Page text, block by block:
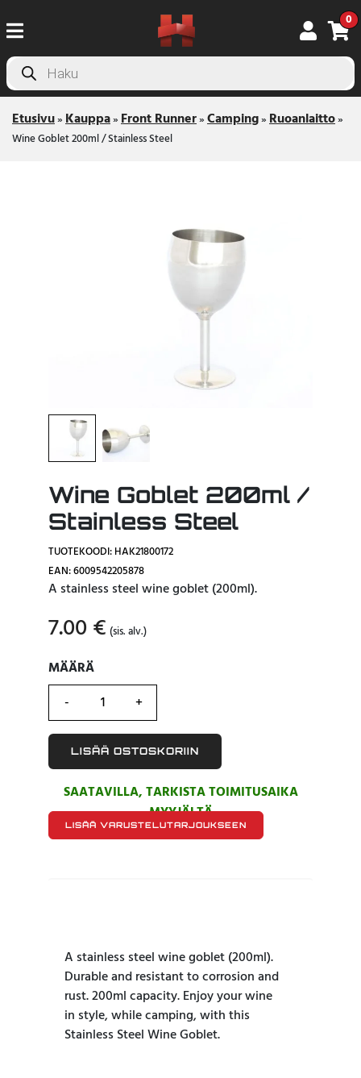
0
Products
search
Etusivu»Kauppa»Front Runner»Camping»Ruoanlaitto»
Wine Goblet 200ml / Stainless Steel
Wine Goblet 200ml /
Stainless Steel
TUOTEKOODI: HAK21800172
EAN: 6009542205878
A stainless steel wine goblet (200ml).
7.00 € (sis. alv.)
MÄÄRÄ
MÄÄRÄ
LISÄÄ OSTOSKORIIN
SAATAVILLA, TARKISTA TOIMITUSAIKA
MYYJÄLTÄ
LISÄÄ VARUSTELUTARJOUKSEEN
A stainless steel wine goblet (200ml).
Durable and resistant to corrosion and
rust. 200ml capacity​​. Enjoy your wine
in style, while camping, with this
Stainless Steel Wine Goblet.